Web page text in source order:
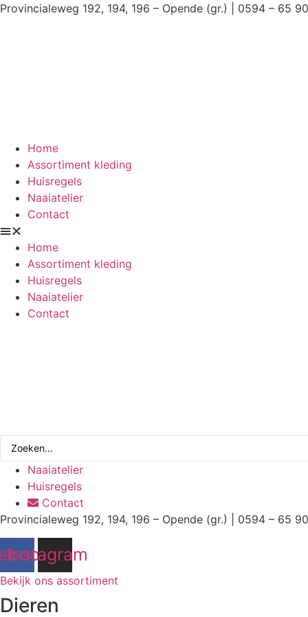
Ga
Provincialeweg 192, 194, 196 – Opende (gr.) | 0594 – 65
Home
Assortiment kleding
Huisregels
Naaiatelier
Contact
Home
Assortiment kleding
Huisregels
Naaiatelier
Contact
Search
Naaiatelier
Huisregels
Contact
Provincialeweg 192, 194, 196 – Opende (gr.) | 0594 – 65
Instagram
Bekijk ons assortiment
Dieren